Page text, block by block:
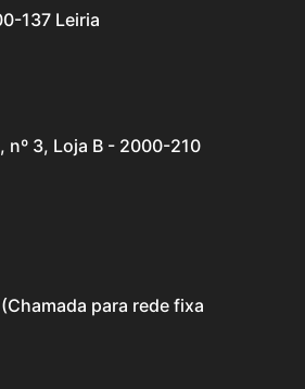
137 Leiria
nº 3, Loja B - 2000-210
para rede fixa